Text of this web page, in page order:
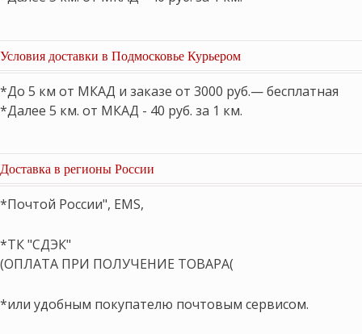
Условия доставки в Подмосковье Курьером
*До 5 км от МКАД и заказе от 3000 руб.— бесплатная
*Далее 5 км. от МКАД - 40 руб. за 1 км.
Доставка в регионы России
*Почтой России", EMS,
*ТК "СДЭК"
(ОПЛАТА ПРИ ПОЛУЧЕНИЕ ТОВАРА(
*или удобным покупателю почтовым сервисом.